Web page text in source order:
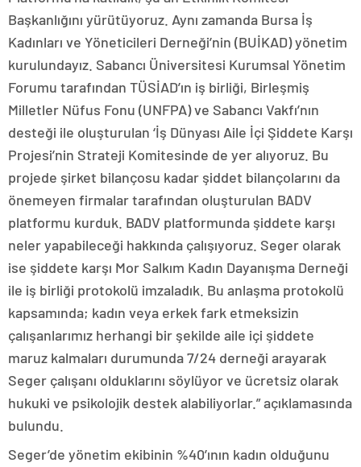
Başkanlığını yürütüyoruz. Aynı zamanda Bursa İş
Kadınları ve Yöneticileri Derneği’nin (BUİKAD) yönetim
kurulundayız. Sabancı Üniversitesi Kurumsal Yönetim
Forumu tarafından TÜSİAD’ın iş birliği, Birleşmiş
Milletler Nüfus Fonu (UNFPA) ve Sabancı Vakfı’nın
desteği ile oluşturulan ‘İş Dünyası Aile İçi Şiddete Karşı
Projesi’nin Strateji Komitesinde de yer alıyoruz. Bu
projede şirket bilançosu kadar şiddet bilançolarını da
önemeyen firmalar tarafından oluşturulan BADV
platformu kurduk. BADV platformunda şiddete karşı
neler yapabileceği hakkında çalışıyoruz. Seger olarak
ise şiddete karşı Mor Salkım Kadın Dayanışma Derneği
ile iş birliği protokolü imzaladık. Bu anlaşma protokolü
kapsamında; kadın veya erkek fark etmeksizin
çalışanlarımız herhangi bir şekilde aile içi şiddete
maruz kalmaları durumunda 7/24 derneği arayarak
Seger çalışanı olduklarını söylüyor ve ücretsiz olarak
hukuki ve psikolojik destek alabiliyorlar.” açıklamasında
bulundu.
Seger’de yönetim ekibinin %40’ının kadın olduğunu